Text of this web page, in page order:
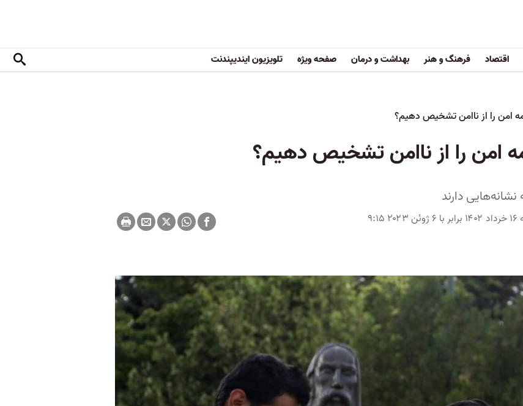
اقتصاد فرهنگ و هنر بهداشت و درمان صفحه ویژه تلویزیون ایندیپندنت
امن را از ناامن تشخیص دهیم؟
امن را از ناامن تشخیص دهیم؟
دارند